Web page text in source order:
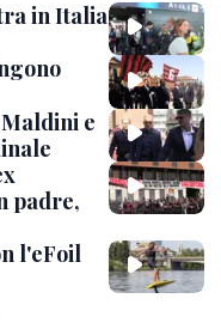
in Italia
e
padre,
l'eFoil